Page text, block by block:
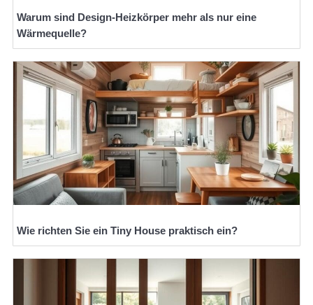
Warum sind Design-Heizkörper mehr als nur eine
Wärmequelle?
Wie richten Sie ein Tiny House praktisch ein?